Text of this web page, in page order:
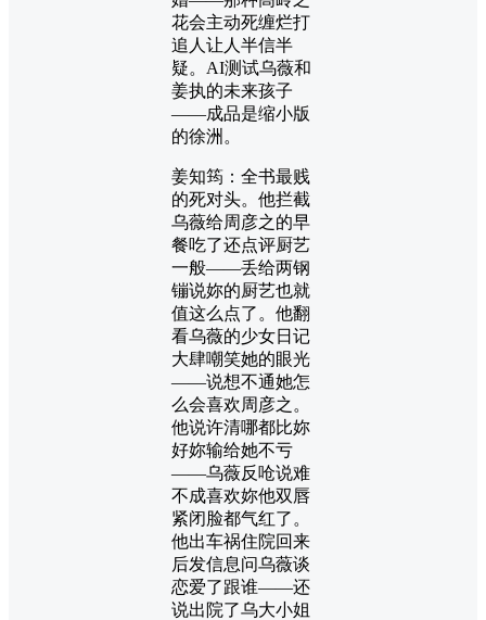
花会主动死缠烂打
追人让人半信半
疑。AI测试乌薇和
姜执的未来孩子
——成品是缩小版
的徐洲。
姜知筠：全书最贱
的死对头。他拦截
乌薇给周彦之的早
餐吃了还点评厨艺
一般——丢给两钢
镚说妳的厨艺也就
值这么点了。他翻
看乌薇的少女日记
大肆嘲笑她的眼光
——说想不通她怎
么会喜欢周彦之。
他说许清哪都比妳
好妳输给她不亏
——乌薇反呛说难
不成喜欢妳他双唇
紧闭脸都气红了。
他出车祸住院回来
后发信息问乌薇谈
恋爱了跟谁——还
说出院了乌大小姐